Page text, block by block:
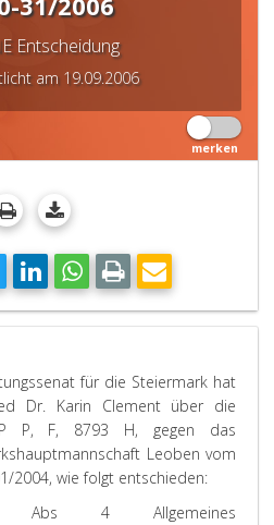
Entscheidung
am 19.09.2006
merken
für die Steiermark hat
Dr. Karin Clement über die
P, F, 8793 H, gegen das
Leoben vom
2004, wie folgt entschieden:
4 Allgemeines